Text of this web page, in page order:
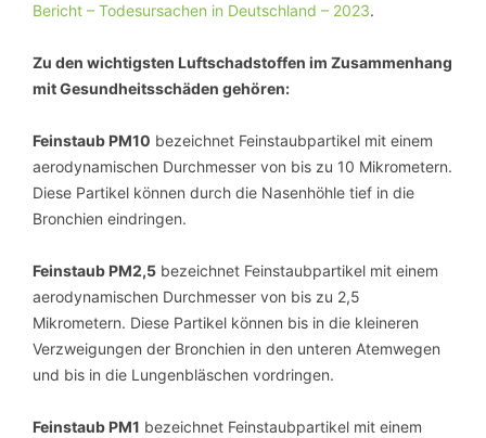
Bericht – Todesursachen in Deutschland – 2023.
Zu den wichtigsten Luftschadstoffen im Zusammenhang
mit Gesundheitsschäden gehören:
Feinstaub PM10 bezeichnet Feinstaubpartikel mit einem
aerodynamischen Durchmesser von bis zu 10 Mikrometern.
Diese Partikel können durch die Nasenhöhle tief in die
Bronchien eindringen.
Feinstaub PM2,5 bezeichnet Feinstaubpartikel mit einem
aerodynamischen Durchmesser von bis zu 2,5
Mikrometern. Diese Partikel können bis in die kleineren
Verzweigungen der Bronchien in den unteren Atemwegen
und bis in die Lungenbläschen vordringen.
Feinstaub PM1 bezeichnet Feinstaubpartikel mit einem